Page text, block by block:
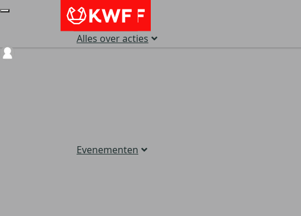
Alles over acties
Evenementen